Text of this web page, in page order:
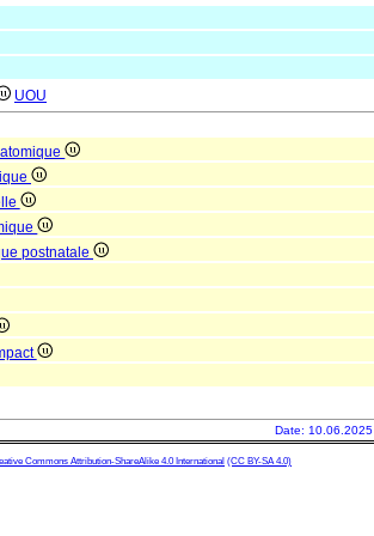
UOU
postnatale
Date: 10.06.2025
Commons Attribution-ShareAlike 4.0 International (CC BY-SA 4.0)